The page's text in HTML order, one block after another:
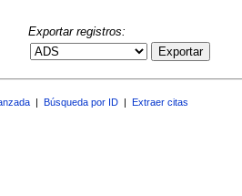
Exportar registros:
Exportar
Búsqueda por ID Extraer citas